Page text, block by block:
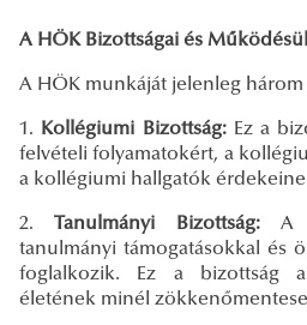
A HÖK Bizottságai és
A HÖK munkáját jelenleg
1. Kollégiumi Bizottság:Ez a
felvételi folyamatokért, a
a kollégiumi hallgatók
2.Tanulmányi Bizottság:A
tanulmányi támogatásokkal és
foglalkozik. Ez a bizottság
életének minél